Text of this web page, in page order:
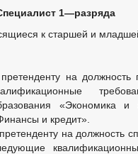
1—разряда
к старшей и
на должность
«Экономика и
и кредит».
на должность